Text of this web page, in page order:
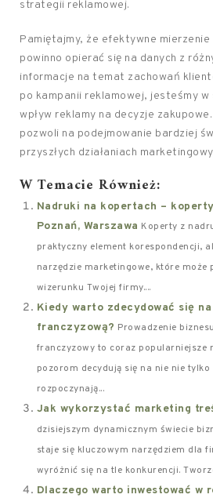
strategii reklamowej.
Pamiętajmy, że efektywne
powinno opierać się na danych z
informacje na temat zachowań
po kampanii reklamowej, jesteśmy
wpływ reklamy na decyzje
pozwoli na podejmowanie bardziej
przyszłych działaniach
W Temacie Również:
Nadruki na kopertach –
Poznań, Warszawa Koperty z
praktyczny element korespondencji,
narzędzie marketingowe, które może
wizerunku Twojej firmy....
Kiedy warto zdecydować się na
franczyzową? Prowadzenie
franczyzowy to coraz popularniejsze
pozorom decydują się na nie nie tylko
rozpoczynają...
Jak wykorzystać marketing
dzisiejszym dynamicznym świecie
staje się kluczowym narzędziem dla
wyróżnić się na tle konkurencji.
Dlaczego warto inwestować w